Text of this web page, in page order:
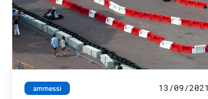
ammessi 13/09/2021